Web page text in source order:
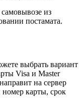
из
постамата.
выбрать вариант
Visa и Master
на сервер
карты, срок